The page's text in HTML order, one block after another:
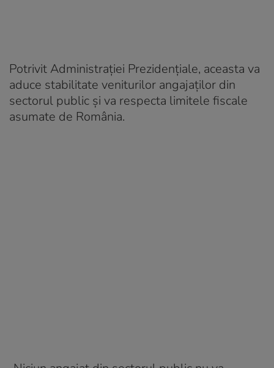
Potrivit Administraţiei Prezidenţiale, aceasta va
aduce stabilitate veniturilor angajaţilor din
sectorul public şi va respecta limitele fiscale
asumate de România.